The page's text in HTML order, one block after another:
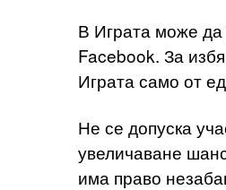
В Играта може да
Facebook. За
Играта само от
Не се допуска
увеличаване
има право